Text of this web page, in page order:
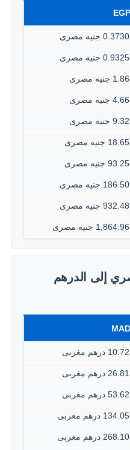
EGP
0.3730 جنيه مصرى
0.9325 جنيه مصرى
1.86 جنيه مصرى
4.66 جنيه مصرى
9.32 جنيه مصرى
18.65 جنيه مصرى
93.25 جنيه مصرى
186.50 جنيه مصرى
932.48 جنيه مصرى
1,864.96 جنيه مصرى
إلى الدرهم
MAD
10.72 درهم مغربى
26.81 درهم مغربى
53.62 درهم مغربى
134.05 درهم مغربى
268.10 درهم مغربى